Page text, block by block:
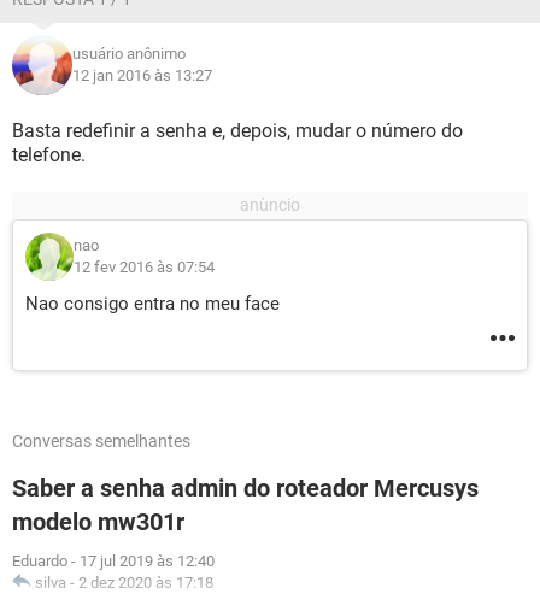
usuário anônimo
12 jan 2016 às 13:27
Basta redefinir a senha e, depois, mudar o número do
telefone.
nao
12 fev 2016 às 07:54
Nao consigo entra no meu face
Conversas semelhantes
Saber a senha admin do roteador Mercusys
modelo mw301r
Eduardo - 17 jul 2019 às 12:40
silva - 2 dez 2020 às 17:18